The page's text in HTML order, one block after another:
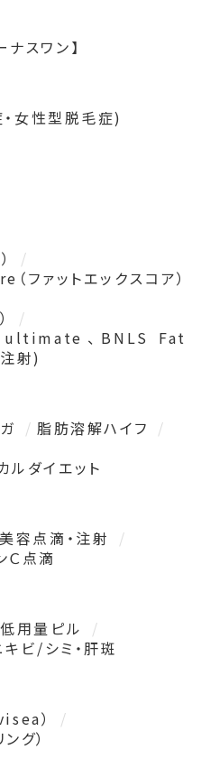
スワン】
女性型脱毛症)
ァットエックスコア）
、BNLS Fat
射)
脂肪溶解ハイフ
ルダイエット
美容点滴・注射
Ｃ点滴
用量ピル
ビ/シミ・肝斑
）
グ）